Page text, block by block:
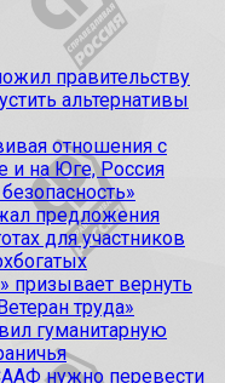
правительству
альтернативы
отношения с
и на Юге, Россия
предложения
для участников
призывает вернуть
труда»
гуманитарную
нужно перевести